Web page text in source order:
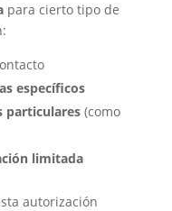
para cierto tipo de
específicos
particulares(como
limitada
autorización